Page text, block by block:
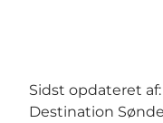
Sidst opdateret af:
Destination